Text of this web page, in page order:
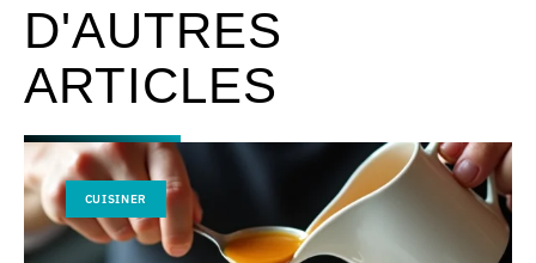
D'AUTRES
ARTICLES
CUISINER